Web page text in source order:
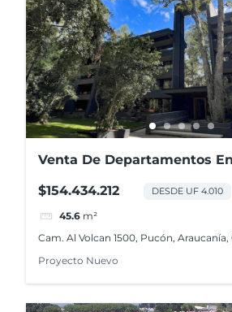
Venta De Departamentos
$154.434.212 DESDE UF 4.010
45.6 m²
Cam. Al Volcan 1500, Pucón, Araucanía,
Proyecto Nuevo